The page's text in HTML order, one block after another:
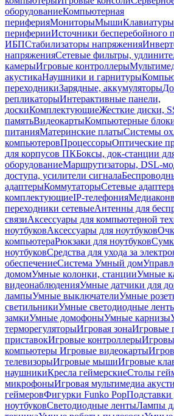
оборудованиеКомпьютерная
периферияМониторыМышиКлавиатуры
периферииИсточники бесперебойного
ИБПСтабилизаторы напряжения
напряженияСетевые фильтры,
камерыИгровые контроллеры
акустикаНаушники и гарнитуры
переходникиЗарядные, аккумуляторы
репликаторыИнтерактивные панели,
доскиКомплектующиеЖесткие диски,
памятьВидеокартыКомпьютерные
питанияМатеринские платыСистемы
компьютеровПроцессорыОптические
для корпусов ПКБоксы, док-станции
оборудованиеМаршрутизаторы, DSL-
доступа, усилители сигнала
адаптерыКоммутаторыСетевые
комплектующиеIP-телефония
переходники сетевыеАнтенны для
связиАксессуары для компьютерной
ноутбуковАксессуары для ноутбуков
компьютераРюкзаки для ноутбуков
ноутбуковСредства для ухода за
обеспечениеСистема Умный дом
домомУмные колонки, станцииУмные
видеонаблюденияУмные датчики для
лампыУмные выключателиУмные
светильникиУмные светодиодные
замкиУмные домофоныУмные карнизы
терморегуляторыИгровая зонаИгровые
приставокИгровые контроллеры
компьютеры Игровые видеокарты
телевизорыИгровые мышиИгровые
наушникиКресла геймерскиеСтолы
микрофоныИгровая мультимедиа
геймеровФигурки Funko PopПодставки
ноутбуковСветодиодные лентыЛампы